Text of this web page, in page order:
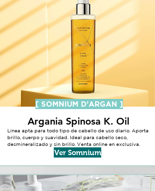
[ SOMNIUM D'ARGAN ]
Argania Spinosa K. Oil
Línea apta para todo tipo de cabello de uso diario. Aporta
brillo, cuerpo y suavidad. Ideal para cabello seco,
desmineralizado y sin brillo. Venta online en exclusiva.
Ver Somnium